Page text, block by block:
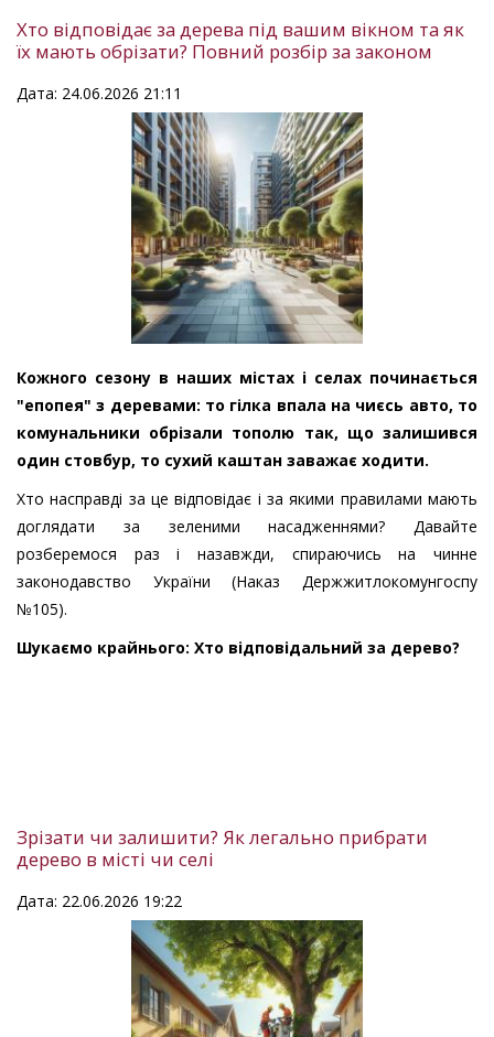
Хто відповідає за дерева під вашим вікном та як
їх мають обрізати? Повний розбір за законом
Дата: 24.06.2026 21:11
Кожного сезону в наших містах і селах починається
"епопея" з деревами: то гілка впала на чиєсь авто, то
комунальники обрізали тополю так, що залишився
один стовбур, то сухий каштан заважає ходити.
Хто насправді за це відповідає і за якими правилами мають
доглядати за зеленими насадженнями? Давайте
розберемося раз і назавжди, спираючись на чинне
законодавство України (Наказ Держжитлокомунгоспу
№105).
Шукаємо крайнього: Хто відповідальний за дерево?
Зрізати чи залишити? Як легально прибрати
дерево в місті чи селі
Дата: 22.06.2026 19:22